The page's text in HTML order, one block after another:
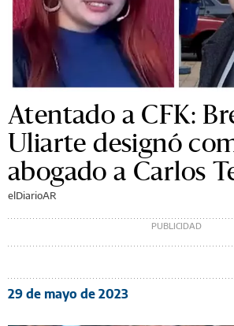
Atentado a CFK:
Uliarte designó
abogado a Carlos
elDiarioAR
29 de mayo de 2023